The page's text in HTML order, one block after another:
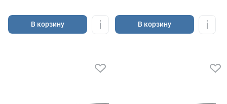
В корзину В корзину